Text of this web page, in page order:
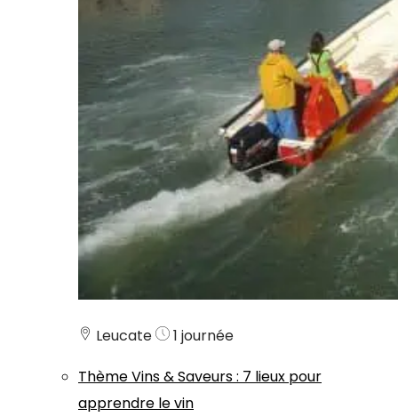
Leucate
1 journée
ThèmeVins & Saveurs: 7 lieux pour
apprendre le vin